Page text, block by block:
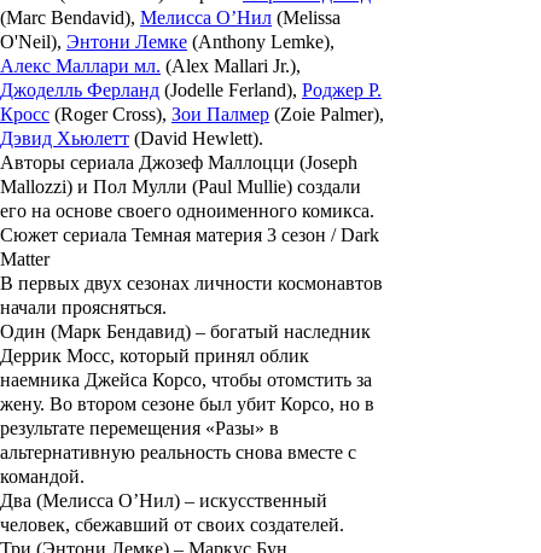
(Marc Bendavid), Мелисса О’Нил (Melissa
O'Neil), Энтони Лемке (Anthony Lemke),
Алекс Маллари мл. (Alex Mallari Jr.),
Джоделль Ферланд (Jodelle Ferland), Роджер Р.
Кросс (Roger Cross), Зои Палмер (Zoie Palmer),
Дэвид Хьюлетт (David Hewlett).
Авторы сериала Джозеф Маллоцци (Joseph
Mallozzi) и Пол Мулли (Paul Mullie) создали
его на основе своего одноименного комикса.
Сюжет сериала Темная материя 3 сезон / Dark
Matter
В первых двух сезонах личности космонавтов
начали проясняться.
Один (Марк Бендавид) – богатый наследник
Деррик Мосс, который принял облик
наемника Джейса Корсо, чтобы отомстить за
жену. Во втором сезоне был убит Корсо, но в
результате перемещения «Разы» в
альтернативную реальность снова вместе с
командой.
Два (Мелисса О’Нил) – искусственный
человек, сбежавший от своих создателей.